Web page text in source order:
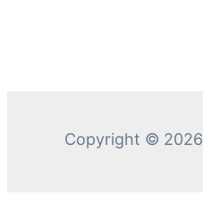
Copyright © 2026